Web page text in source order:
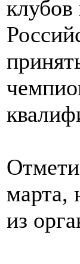
марта,
из